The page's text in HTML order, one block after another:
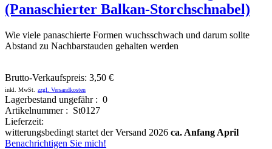
(Panaschierter Balkan-Storchschnabel)
Wie viele panaschierte Formen wuchsschwach und darum sollte
Abstand zu Nachbarstauden gehalten werden
Brutto-Verkaufspreis: 3,50 €
inkl. MwSt. zzgl. Versandkosten
Lagerbestand ungefähr : 0
Artikelnummer : St0127
Lieferzeit:
witterungsbedingt startet der Versand 2026 ca. Anfang April
Benachrichtigen Sie mich!